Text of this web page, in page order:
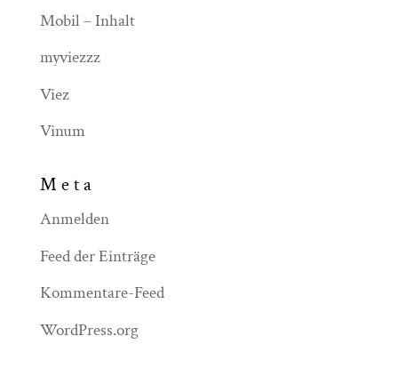
Mobil – Inhalt
myviezzz
Viez
Vinum
Meta
Anmelden
Feed der Einträge
Kommentare-Feed
WordPress.org